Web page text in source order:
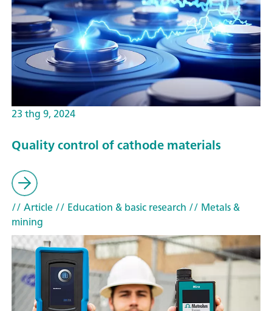
23 thg 9, 2024
Quality control of cathode materials
// Article// Education & basic research // Metals &
mining